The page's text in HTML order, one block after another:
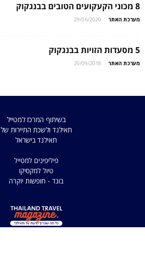
8 מכוני הקעקועים הטובים בבנגקוק
מערכת האתר -
29/06/2020
5 מסעדות הזויות בבנגקוק
מערכת האתר -
20/09/2018
בשיתוף המרכז למטייל
תאילנד ולשכת התיירות של
תאילנד בישראל
פיליפינים למטייל
טיול למקסיקו
בונד - חופשות יוקרה